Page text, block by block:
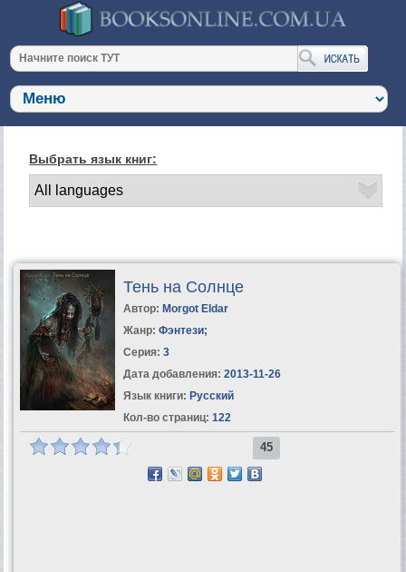
Выбрать язык книг:
Тень на Солнце
Автор: Morgot Eldar
Жанр: Фэнтези;
Серия: 3
Дата добавления: 2013-11-26
Язык книги: Русский
Кол-во страниц: 122
45